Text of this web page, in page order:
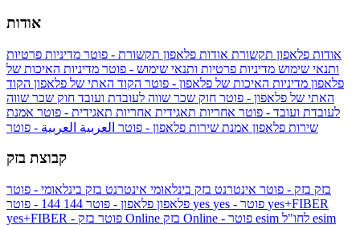
אודות
אודות פלאפון תקשורת אודות פלאפון תקשורת - פוטר מדיניות פרטיות
ותנאי שימוש מדיניות פרטיות ותנאי שימוש - פוטר מדיניות האיכות של
פלאפון מדיניות האיכות של פלאפון - פוטר הקוד האתי של פלאפון הקוד
האתי של פלאפון - פוטר חוק שכר שווה לעובדת ועובד חוק שכר שווה
לעובדת ועובד - פוטר אחריות תאגידית אחריות תאגידית - פוטר אמנת
שירות פלאפון אמנת שירות פלאפון - פוטר العربية العربية - פוטר
קבוצת בזק
בזק בזק - פוטר אינטרנט בזק בינלאומי אינטרנט בזק בינלאומי - פוטר
פלאפון פלאפון - פוטר 144 yes
yes+FIBER
yes+FIBER - פוטר בזק Online esim